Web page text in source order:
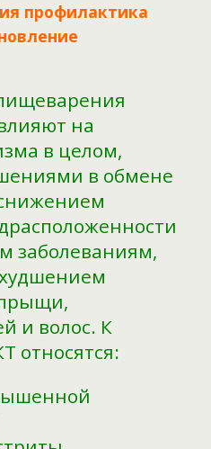
профилактика
на
в целом,
в обмене
заболеваниям,
и волос. К
относятся: